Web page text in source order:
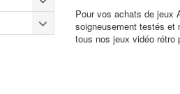
Pour vos achats de jeux
soigneusement testés et
tous nos jeux vidéo rétro